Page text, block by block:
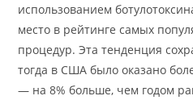
использованием
место в рейтинге самых
процедур. Эта тенденция
тогда в США было оказано
— на 8% больше, чем годом